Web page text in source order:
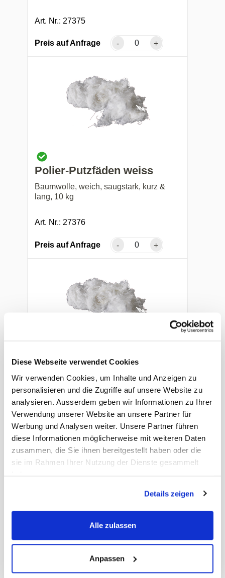
Diese Webseite verwendet Cookies
Wir verwenden Cookies, um Inhalte und Anzeigen zu
personalisieren und die Zugriffe auf unsere Website zu
analysieren. Ausserdem geben wir Informationen zu Ihrer
Verwendung unserer Website an unsere Partner für
Werbung und Analysen weiter. Unsere Partner führen
diese Informationen möglicherweise mit weiteren Daten
zusammen, die Sie ihnen bereitgestellt haben oder die
sie im Rahmen Ihrer Nutzung der Dienste gesammelt
Details zeigen
Alle zulassen
Anpassen
Art. Nr.: 27375
Preis auf Anfrage - +
Polier-Putzfäden weiss
Baumwolle, weich, saugstark, kurz &
lang, 10 kg
Art. Nr.: 27376
Preis auf Anfrage - +
Polier-Putzfäden weiss
Baumwolle, weich, saugstark, kurz &
lang, 10 × 1 kg
Art. Nr.: 27377
Preis auf Anfrage - +
kratzfrei und ideal für empfindliche Oberflächen
Polier-Putzfäden aus Baumwolle sind die ideale
sind. Sie bieten eine hervorragende Kombination
Anwendung und sind daher besonders für
Werkstätten, bei der Fahrzeugaufbereitung, in
der Glasverarbeitung oder im Haushalt überall